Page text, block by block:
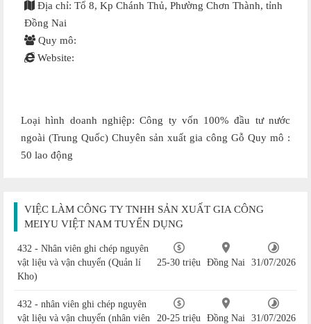
Địa chỉ: Tổ 8, Kp Chánh Thủ, Phường Chơn Thành, tỉnh
Đồng Nai
Quy mô:
Website:
Loại hình doanh nghiệp: Công ty vốn 100% đầu tư nước
ngoài (Trung Quốc) Chuyên sản xuất gia công Gỗ Quy mô :
50 lao động
VIỆC LÀM CÔNG TY TNHH SẢN XUẤT GIA CÔNG
MEIYU VIỆT NAM TUYỂN DỤNG
432 - Nhân viên ghi chép nguyên
vật liệu và vận chuyển (Quản lí
Kho)
25-30 triệu Đồng Nai 31/07/2026
432 - nhân viên ghi chép nguyên
vật liệu và vận chuyển (nhân viên
20-25 triệu Đồng Nai 31/07/2026